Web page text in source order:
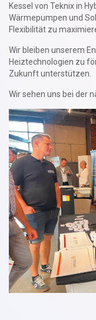
Kessel von Teknix in
Wärmepumpen und
Flexibilität zu
Wir bleiben unserem
Heiztechnologien zu
Zukunft unterstützen.
Wir sehen uns bei der